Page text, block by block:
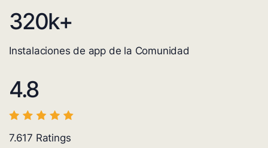
320k+
Instalaciones de app de la Comunidad
4.8
7.617 Ratings